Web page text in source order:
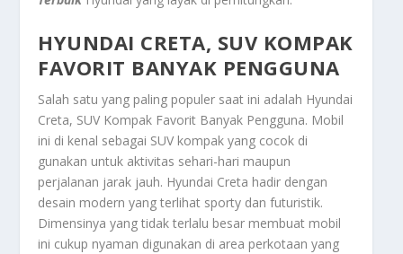
HYUNDAI CRETA, SUV KOMPAK
FAVORIT BANYAK PENGGUNA
Salah satu yang paling populer saat ini adalah Hyundai
Creta, SUV Kompak Favorit Banyak Pengguna. Mobil
ini di kenal sebagai SUV kompak yang cocok di
gunakan untuk aktivitas sehari-hari maupun
perjalanan jarak jauh. Hyundai Creta hadir dengan
desain modern yang terlihat sporty dan futuristik.
Dimensinya yang tidak terlalu besar membuat mobil
ini cukup nyaman digunakan di area perkotaan yang